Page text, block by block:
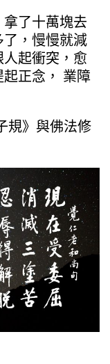
了十萬塊去
，慢慢就減
起衝突，愈
正念， 業障
規》與佛法修